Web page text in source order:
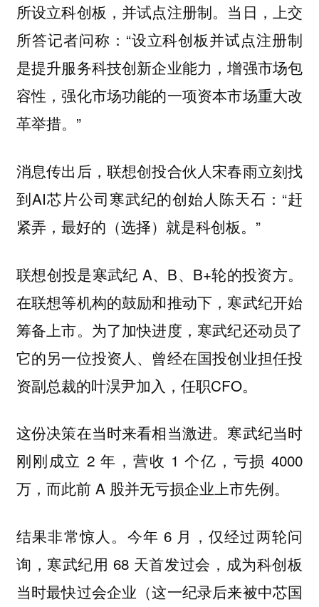
所设立科创板，并试点注册制。当日，上交
所答记者问称：“设立科创板并试点注册制
是提升服务科技创新企业能力，增强市场包
容性，强化市场功能的一项资本市场重大改
革举措。”
消息传出后，联想创投合伙人宋春雨立刻找
到AI芯片公司寒武纪的创始人陈天石：“赶
紧弄，最好的（选择）就是科创板。”
联想创投是寒武纪 A、B、B+轮的投资方。
在联想等机构的鼓励和推动下，寒武纪开始
筹备上市。为了加快进度，寒武纪还动员了
它的另一位投资人、曾经在国投创业担任投
资副总裁的叶淏尹加入，任职CFO。
这份决策在当时来看相当激进。寒武纪当时
刚刚成立 2 年，营收 1 个亿，亏损 4000
万，而此前 A 股并无亏损企业上市先例。
结果非常惊人。今年 6 月，仅经过两轮问
询，寒武纪用 68 天首发过会，成为科创板
当时最快过会企业（这一纪录后来被中芯国